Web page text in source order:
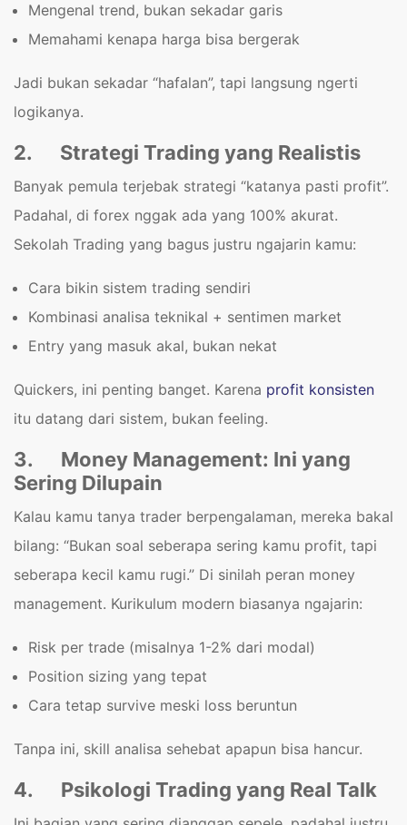
Mengenal trend, bukan sekadar garis
Memahami kenapa harga bisa bergerak
Jadi bukan sekadar “hafalan”, tapi langsung ngerti
logikanya.
2. Strategi Trading yang Realistis
Banyak pemula terjebak strategi “katanya pasti profit”.
Padahal, di forex nggak ada yang 100% akurat.
Sekolah Trading yang bagus justru ngajarin kamu:
Cara bikin sistem trading sendiri
Kombinasi analisa teknikal + sentimen market
Entry yang masuk akal, bukan nekat
Quickers, ini penting banget. Karena profit konsisten
itu datang dari sistem, bukan feeling.
3.
Money Management: Ini yang
Sering Dilupain
Kalau kamu tanya trader berpengalaman, mereka bakal
bilang: “Bukan soal seberapa sering kamu profit, tapi
seberapa kecil kamu rugi.” Di sinilah peran money
management. Kurikulum modern biasanya ngajarin:
Risk per trade (misalnya 1-2% dari modal)
Position sizing yang tepat
Cara tetap survive meski loss beruntun
Tanpa ini, skill analisa sehebat apapun bisa hancur.
4. Psikologi Trading yang Real Talk